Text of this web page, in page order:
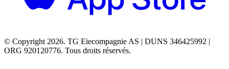
© Copyright 2026. TG Eiecompagnie AS | DUNS 346425992 |
ORG 920120776. Tous droits réservés.